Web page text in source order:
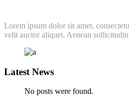
Lorem ipsum dolor sit amet,
velit auctor aliquet. Aenean
Latest News
No posts were found.